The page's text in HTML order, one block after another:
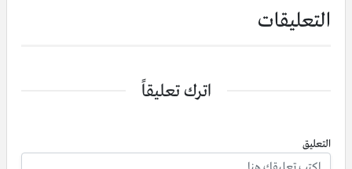
التعليقات
اترك تعليقاً
التعليق